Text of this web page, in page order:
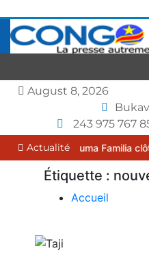
contenu
CONGOLEO
August 8, 2026
243 975 767
Actualité
: le FC Puma Familia clôture
Étiquette :
Accueil